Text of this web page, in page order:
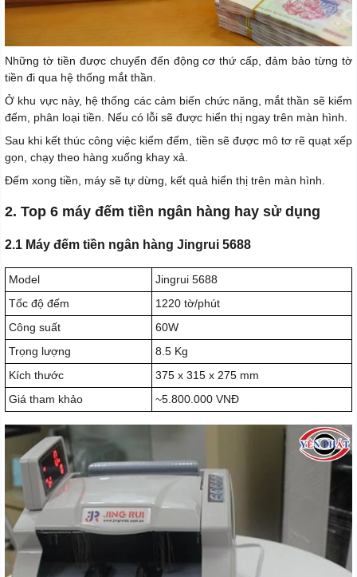
Những tờ tiền được chuyển đến động cơ thứ cấp, đảm bảo từng tờ
tiền đi qua hệ thống mắt thần.
Ở khu vực này, hệ thống các cảm biến chức năng, mắt thần sẽ kiểm
đếm, phân loại tiền. Nếu có lỗi sẽ được hiển thị ngay trên màn hình.
Sau khi kết thúc công việc kiểm đếm, tiền sẽ được mô tơ rẽ quạt xếp
gọn, chạy theo hàng xuống khay xả.
Đếm xong tiền, máy sẽ tự dừng, kết quả hiển thị trên màn hình.
2. Top 6 máy đếm tiền ngân hàng hay sử dụng
2.1 Máy đếm tiền ngân hàng Jingrui 5688
Model
Jingrui 5688
Tốc độ đếm
1220 tờ/phút
Công suất
60W
Trọng lượng
8.5 Kg
Kích thước
375 x 315 x 275 mm
Giá tham khảo
~5.800.000 VNĐ